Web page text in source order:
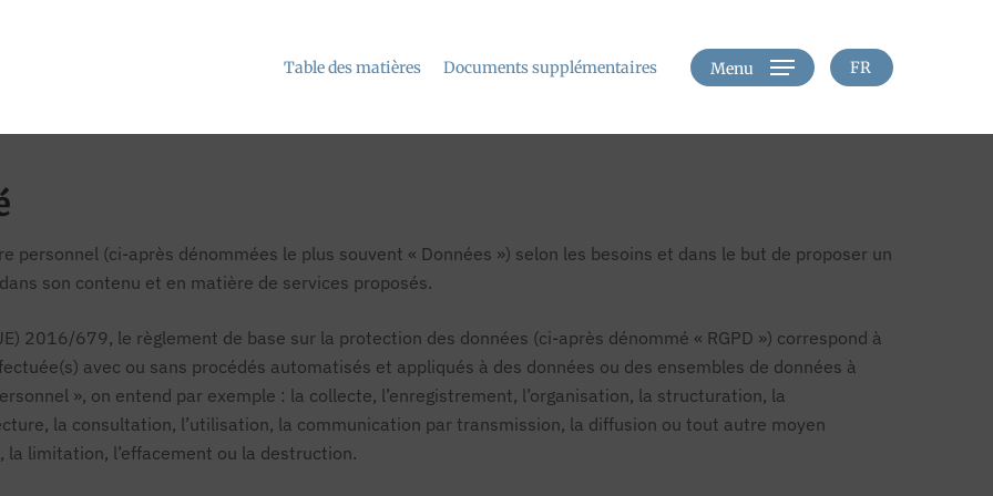
Table des matières Documents supplémentaires Menu FR
personnel (ci-après dénommées le plus souvent « Données ») selon les besoins et dans le but de proposer un
son contenu et en matière de services proposés.
2016/679, le règlement de base sur la protection des données (ci-après dénommé « RGPD ») correspond à
avec ou sans procédés automatisés et appliqués à des données ou des ensembles de données à
», on entend par exemple : la collecte, l’enregistrement, l’organisation, la structuration, la
la consultation, l’utilisation, la communication par transmission, la diffusion ou tout autre moyen
limitation, l’effacement ou la destruction.